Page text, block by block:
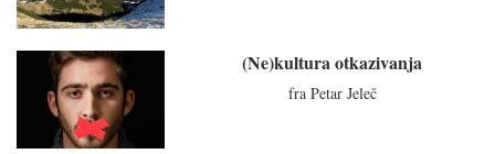
(Ne)kultura otkazivanja
fra Petar Jeleč